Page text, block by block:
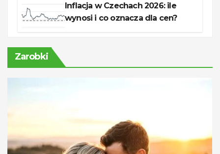
Inflacja w Czechach 2026: ile
wynosi i co oznacza dla cen?
Zarobki